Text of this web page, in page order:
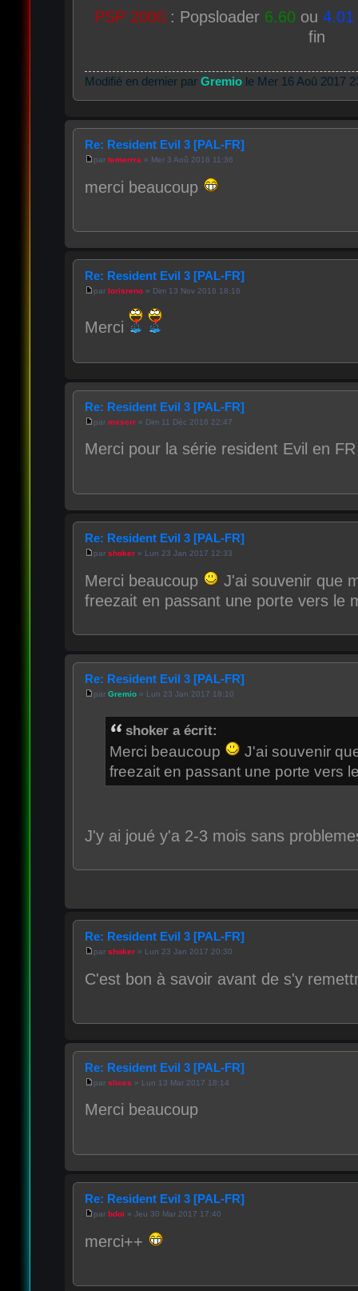
PSP 2000 : Popsloader 6.60 ou4.01
fin
Modifié en dernier par Gremiole Mer 16 Aoû 2017
Re: Resident Evil 3 [PAL-FR]
par temerrra » Mer 3 Aoû 2016 11:36
merci beaucoup
Re: Resident Evil 3 [PAL-FR]
par lorisreno» Dim 13 Nov 2016 18:16
Merci
Re: Resident Evil 3 [PAL-FR]
par mxscrr» Dim 11 Déc 2016 22:47
Merci pour la série resident Evil en
Re: Resident Evil 3 [PAL-FR]
par shoker» Lun 23 Jan 2017 12:33
Merci beaucoup
J'ai souvenir que
freezait en passant une porte vers le
Re: Resident Evil 3 [PAL-FR]
par Gremio» Lun 23 Jan 2017 18:10
shoker a écrit:
Merci beaucoup
J'ai souvenir
freezait en passant une porte vers
J'y ai joué y'a 2-3 mois sans
Re: Resident Evil 3 [PAL-FR]
par shoker» Lun 23 Jan 2017 20:30
C'est bon à savoir avant de s'y
Re: Resident Evil 3 [PAL-FR]
par slices » Lun 13 Mar 2017 18:14
Merci beaucoup
Re: Resident Evil 3 [PAL-FR]
par bdoi » Jeu 30 Mar 2017 17:40
merci++